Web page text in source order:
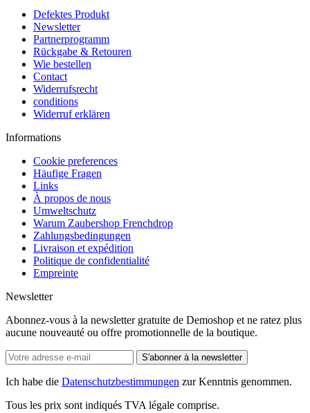
Defektes Produkt
Newsletter
Partnerprogramm
Rückgabe & Retouren
Wie bestellen
Contact
Widerrufsrecht
conditions
Widerruf erklären
Informations
Cookie preferences
Häufige Fragen
Links
À propos de nous
Umweltschutz
Warum Zaubershop Frenchdrop
Zahlungsbedingungen
Livraison et expédition
Politique de confidentialité
Empreinte
Newsletter
Abonnez-vous à la newsletter gratuite de Demoshop et ne ratez plus
aucune nouveauté ou offre promotionnelle de la boutique.
S'abonner à la newsletter
Ich habe die Datenschutzbestimmungen zur Kenntnis genommen.
Tous les prix sont indiqués TVA légale comprise.